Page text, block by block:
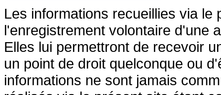
Les informations recueillies via le
l'enregistrement volontaire d'une
Elles lui permettront de recevoir
un point de droit quelconque ou
informations ne sont jamais